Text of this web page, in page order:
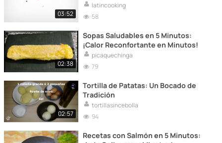
03:52
latincooking
58
02:38
Sopas Saludables en 5 Minutos:
¡Calor Reconfortante en Minutos!
picaquechinga
79
02:57
Tortilla de Patatas: Un Bocado de
Tradición
tortillasincebolla
94
Recetas con Salmón en 5 Minutos: